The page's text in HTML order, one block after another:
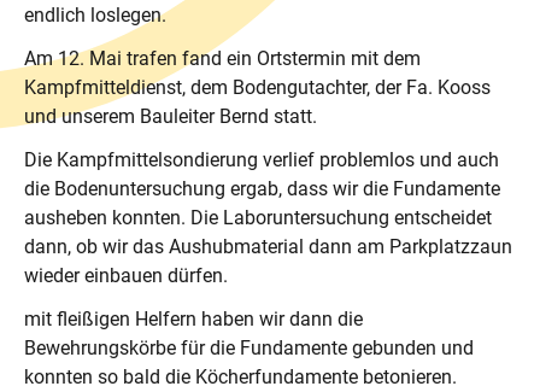
endlich loslegen.
Am 12. Mai trafen fand ein Ortstermin mit dem
Kampfmitteldienst, dem Bodengutachter, der Fa. Kooss
und unserem Bauleiter Bernd statt.
Die Kampfmittelsondierung verlief problemlos und auch
die Bodenuntersuchung ergab, dass wir die Fundamente
ausheben konnten. Die Laboruntersuchung entscheidet
dann, ob wir das Aushubmaterial dann am Parkplatzzaun
wieder einbauen dürfen.
mit fleißigen Helfern haben wir dann die
Bewehrungskörbe für die Fundamente gebunden und
konnten so bald die Köcherfundamente betonieren.